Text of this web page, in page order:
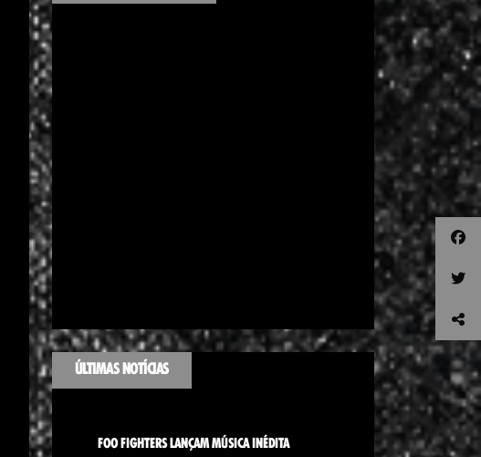
ÚLTIMAS NOTÍCIAS
FOO FIGHTERS LANÇAM MÚSICA INÉDITA